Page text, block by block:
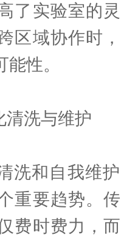
了实验室的
区域协作时
性。
洗与维护
和自我维护
重要趋势。
费时费力，